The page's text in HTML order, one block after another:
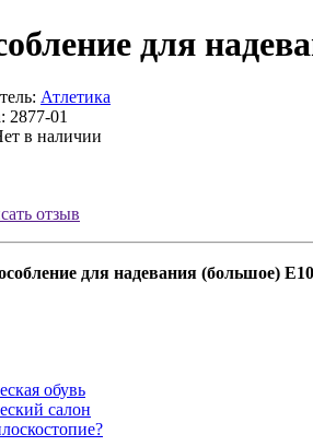
для
Атлетика
2877-01
в наличии
отзыв
для надевания (большое)
обувь
салон